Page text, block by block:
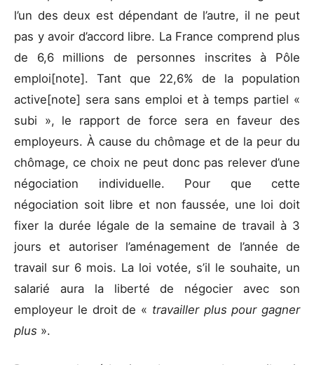
l’un des deux est dépendant de l’autre, il ne peut
pas y avoir d’accord libre. La France comprend plus
de 6,6 millions de personnes inscrites à Pôle
emploi[note]. Tant que 22,6% de la population
active[note] sera sans emploi et à temps partiel «
subi », le rapport de force sera en faveur des
employeurs. À cause du chômage et de la peur du
chômage, ce choix ne peut donc pas relever d’une
négociation individuelle. Pour que cette
négociation soit libre et non faussée, une loi doit
fixer la durée légale de la semaine de travail à 3
jours et autoriser l’aménagement de l’année de
travail sur 6 mois. La loi votée, s’il le souhaite, un
salarié aura la liberté de négocier avec son
employeur le droit de « travailler plus pour gagner
plus ».